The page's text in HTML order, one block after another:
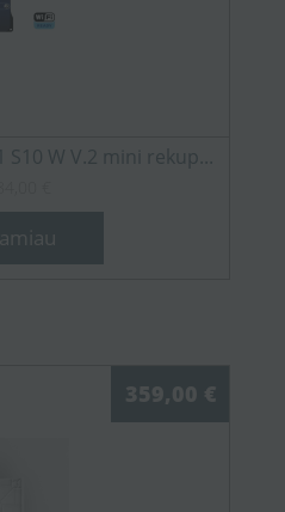
W V.2 mini rekup...
359,00 €